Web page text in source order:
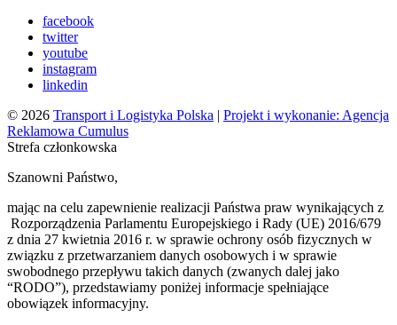
facebook
twitter
youtube
instagram
linkedin
© 2026 Transport i Logistyka Polska | Projekt i wykonanie: Agencja
Reklamowa Cumulus
Strefa członkowska
Szanowni Państwo,
mając na celu zapewnienie realizacji Państwa praw wynikających z
Rozporządzenia Parlamentu Europejskiego i Rady (UE) 2016/679
z dnia 27 kwietnia 2016 r. w sprawie ochrony osób fizycznych w
związku z przetwarzaniem danych osobowych i w sprawie
swobodnego przepływu takich danych (zwanych dalej jako
“RODO”), przedstawiamy poniżej informacje spełniające
obowiązek informacyjny.